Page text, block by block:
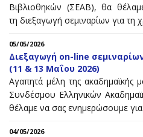
Βιβλιοθηκών (ΣΕΑΒ), θα
τη διεξαγωγή σεμιναρίων για τη
05/05/2026
Διεξαγωγή on-line
(11 & 13 Μαΐου 2026)
Αγαπητά μέλη της ακαδημαϊκής
Συνδέσμου Ελληνικών
θέλαμε να σας ενημερώσουμε
04/05/2026